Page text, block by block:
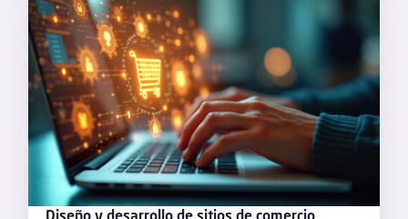
Diseño y desarrollo de sitios de comercio